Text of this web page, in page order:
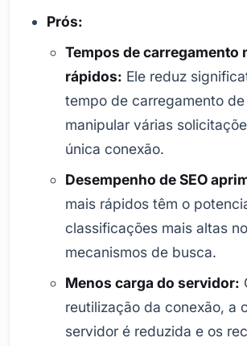
Prós:
Tempos de carregamento
rápidos: Ele reduz
tempo de carregamento
manipular várias
única conexão.
Desempenho de SEO
mais rápidos têm o
classificações mais altas
mecanismos de busca.
Menos carga do servidor:
reutilização da conexão, a
servidor é reduzida e os